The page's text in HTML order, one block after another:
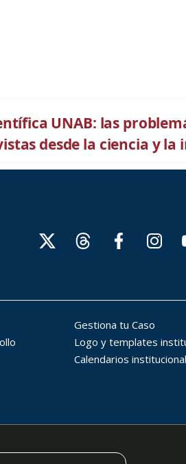
UNAB: las
desde la ciencia y la